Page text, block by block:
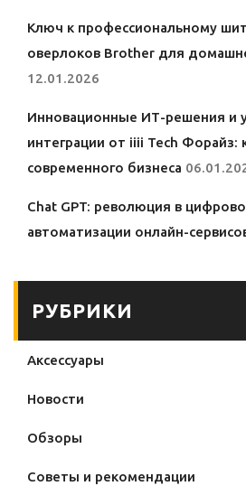
Ключ к профессиональному
оверлоков Brother для
12.01.2026
Инновационные ИТ-решения и
интеграции от iiii Tech Форайз:
современного бизнеса
Chat GPT: революция в
автоматизации онлайн-
РУБРИКИ
Аксессуары
Новости
Обзоры
Советы и рекомендации